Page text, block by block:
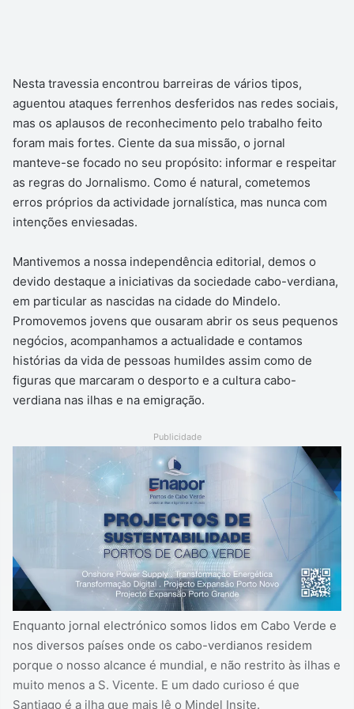
Nesta travessia encontrou barreiras de vários tipos,
aguentou ataques ferrenhos desferidos nas redes sociais,
mas os aplausos de reconhecimento pelo trabalho feito
foram mais fortes. Ciente da sua missão, o jornal
manteve-se focado no seu propósito: informar e respeitar
as regras do Jornalismo. Como é natural, cometemos
erros próprios da actividade jornalística, mas nunca com
intenções enviesadas.
Mantivemos a nossa independência editorial, demos o
devido destaque a iniciativas da sociedade cabo-verdiana,
em particular as nascidas na cidade do Mindelo.
Promovemos jovens que ousaram abrir os seus pequenos
negócios, acompanhamos a actualidade e contamos
histórias da vida de pessoas humildes assim como de
figuras que marcaram o desporto e a cultura cabo-
verdiana nas ilhas e na emigração.
Publicidade
Enquanto jornal electrónico somos lidos em Cabo Verde e
nos diversos países onde os cabo-verdianos residem
porque o nosso alcance é mundial, e não restrito às ilhas e
muito menos a S. Vicente. E um dado curioso é que
Santiago é a ilha que mais lê o Mindel Insite.